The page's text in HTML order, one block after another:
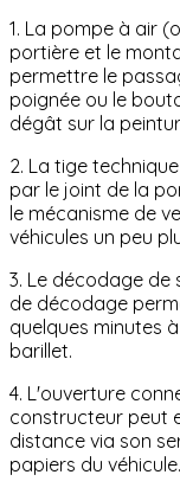
1. La pompe à air
portière et le
permettre le
poignée ou le
dégât sur la
2. La tige
par le joint de la
le mécanisme de
véhicules un peu
3. Le décodage de
de décodage
quelques minutes
barillet.
4. L'ouverture
constructeur peut
distance via son
papiers du véhicule.